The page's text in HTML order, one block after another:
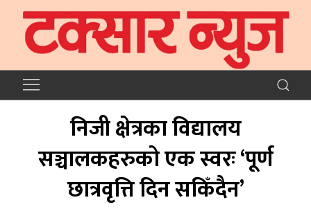
निजी क्षेत्रका विद्यालय
सञ्चालकहरुको एक स्वरः ‘पूर्ण
छात्रवृत्ति दिन सकिँदैन’